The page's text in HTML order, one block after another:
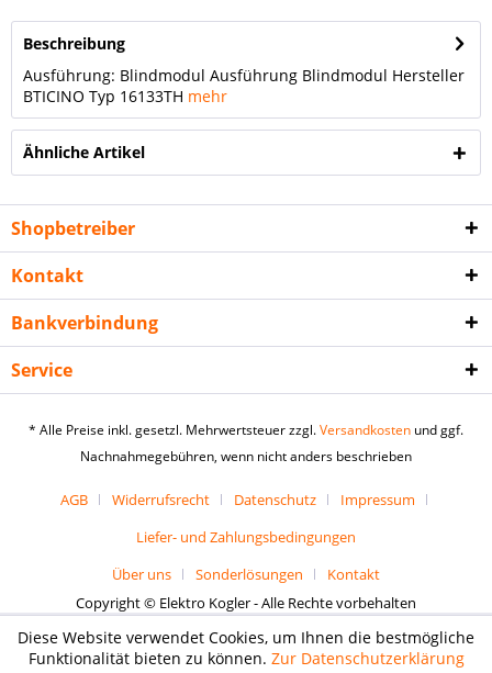
Beschreibung
Ausführung: Blindmodul Ausführung Blindmodul Hersteller
BTICINO Typ 16133TH mehr
Ähnliche Artikel
Shopbetreiber
Kontakt
Bankverbindung
Service
* Alle Preise inkl. gesetzl. Mehrwertsteuer zzgl.Versandkosten und ggf.
Nachnahmegebühren, wenn nicht anders beschrieben
AGB Widerrufsrecht Datenschutz
Impressum
Liefer- und Zahlungsbedingungen
Über uns
Sonderlösungen
Kontakt
Copyright © Elektro Kogler - Alle Rechte vorbehalten
Diese Website verwendet Cookies, um Ihnen die bestmögliche
Funktionalität bieten zu können. Zur Datenschutzerklärung